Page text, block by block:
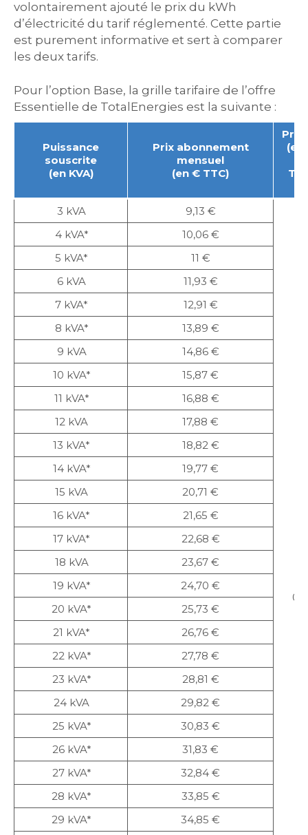
volontairement ajouté le prix du kWh
d’électricité du tarif réglementé. Cette partie
est purement informative et sert à comparer
les deux tarifs.
Pour l’option Base, la grille tarifaire de l’offre
Essentielle de TotalEnergies est la suivante :
Puissance
souscrite
(en KVA)
Prix abonnement
mensuel
(en € TTC)
Prix
(en
3 kVA
9,13 €
4 kVA*
10,06 €
5 kVA*
11 €
6 kVA
11,93 €
7 kVA*
12,91 €
8 kVA*
13,89 €
9 kVA
14,86 €
10 kVA*
15,87 €
11 kVA*
16,88 €
12 kVA
17,88 €
13 kVA*
18,82 €
14 kVA*
19,77 €
15 kVA
20,71 €
16 kVA*
21,65 €
17 kVA*
22,68 €
18 kVA
23,67 €
19 kVA*
24,70 €
20 kVA*
25,73 €
21 kVA*
26,76 €
22 kVA*
27,78 €
23 kVA*
28,81 €
24 kVA
29,82 €
25 kVA*
30,83 €
26 kVA*
31,83 €
27 kVA*
32,84 €
28 kVA*
33,85 €
29 kVA*
34,85 €